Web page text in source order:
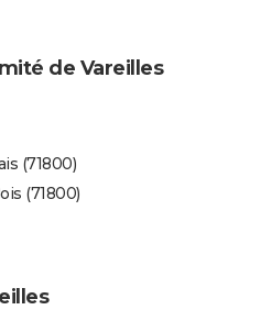
de Vareilles
(71800)
(71800)